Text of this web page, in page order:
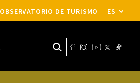
OBSERVATORIO DE TURISMO ES